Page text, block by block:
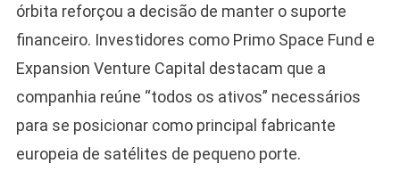
órbita reforçou a decisão de manter o suporte
financeiro. Investidores como Primo Space Fund e
Expansion Venture Capital destacam que a
companhia reúne “todos os ativos” necessários
para se posicionar como principal fabricante
europeia de satélites de pequeno porte.